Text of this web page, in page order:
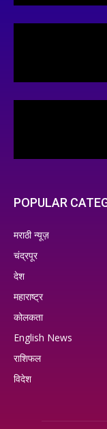
POPULAR
मराठी न्यूज़
चंद्रपूर
देश
महाराष्ट्र
कोलकता
English News
राशिफल
विदेश